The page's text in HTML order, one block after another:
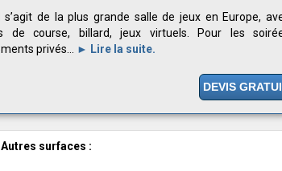
de la plus grande salle de jeux en Europe,
de course, billard, jeux virtuels. Pour les
privés...
► Lire la suite.
DEVIS
surfaces :